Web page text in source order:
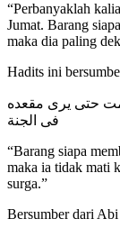
“Perbanyaklah
Jumat. Barang
maka dia paling
Hadits ini
حتى يرى مقعده
فى الجنة
“Barang siapa
maka ia tidak mati
surga.”
Bersumber dari